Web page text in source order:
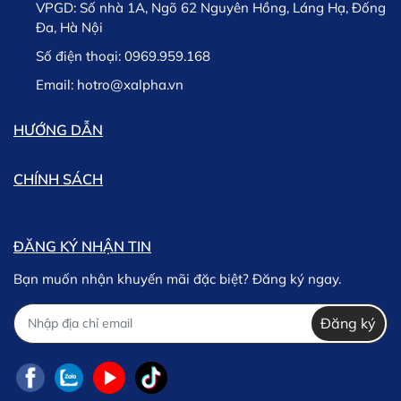
hàng nhanh chóng.
chuột rút Ms302 Xsports– Đồng hành cùng bạn
trên mọi hành trình vận động!
hàng chúng tôi sẽ thông tin kịp thời cho khách hàng và
khách hàng có thể lựa chọn giữa việc Hủy hoặc tiếp tục
VPGD: Số nhà 1A, Ngõ 62 Nguyên Hồng, Láng Hạ, Đống
Đa, Hà Nội
Số điện thoại: 0969.959.168
Email: hotro@xalpha.vn
HƯỚNG DẪN
CHÍNH SÁCH
ĐĂNG KÝ NHẬN TIN
Bạn muốn nhận khuyến mãi đặc biệt? Đăng ký ngay.
Đăng ký